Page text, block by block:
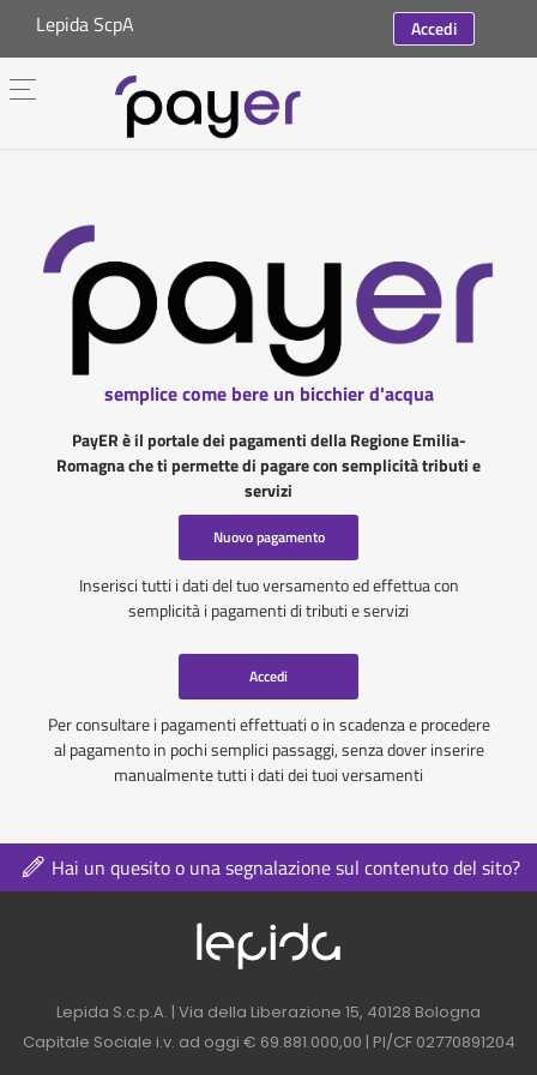
Lepida ScpA Accedi
semplice come bere un bicchier d'acqua
PayER è il portale dei pagamenti della Regione Emilia-
Romagna che ti permette di pagare con semplicità tributi e
servizi
Nuovo pagamento
Inserisci tutti i dati del tuo versamento ed effettua con
semplicità i pagamenti di tributi e servizi
Accedi
Per consultare i pagamenti effettuati o in scadenza e procedere
al pagamento in pochi semplici passaggi, senza dover inserire
manualmente tutti i dati dei tuoi versamenti
Hai un quesito o una segnalazione sul contenuto del sito?
Logo azienda nel
Contatti azienda nel footer
Lepida S.c.p.A. | Via della Liberazione 15, 40128 Bologna
Capitale Sociale i.v. ad oggi € 69.881.000,00 | PI/CF 02770891204